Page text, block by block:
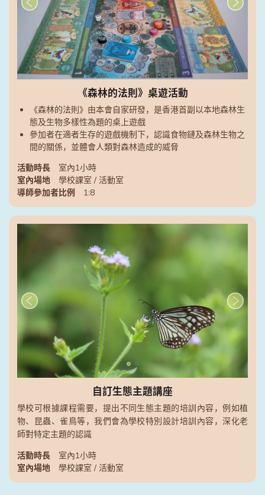
《森林的法則》桌遊活動
《森林的法則》由本會自家研發，是香港首副以本地森林生
態及生物多樣性為題的桌上遊戲
參加者在適者生存的遊戲機制下，認識食物鏈及森林生物之
間的關係，並體會人類對森林造成的威脅
活動時長
室內1小時
室內場地
學校課室 / 活動室
導師參加者比例
1:8
自訂生態主題講座
學校可根據課程需要，提出不同生態主題的培訓內容，例如植
物、昆蟲、雀鳥等，我們會為學校特別設計培訓內容，深化老
師對特定主題的認識
活動時長
室內1小時
室內場地
學校課室 / 活動室